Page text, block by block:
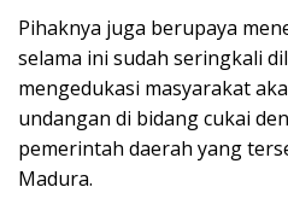
Pihaknya juga berupaya
selama ini sudah seringkali
mengedukasi masyarakat
undangan di bidang cukai
pemerintah daerah yang
Madura.